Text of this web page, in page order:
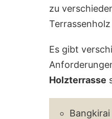
zu
Es gibt
Holzterrasse
Bangkirai